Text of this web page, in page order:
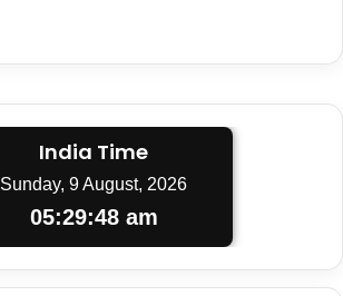
India Time
Sunday, 9 August, 2026
05:29:49 am